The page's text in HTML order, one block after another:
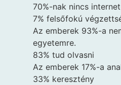
70%-nak nincs
7% felsőfokú
Az emberek 93%-a
egyetemre.
83% tud olvasni
Az emberek 17%-a
33% keresztény